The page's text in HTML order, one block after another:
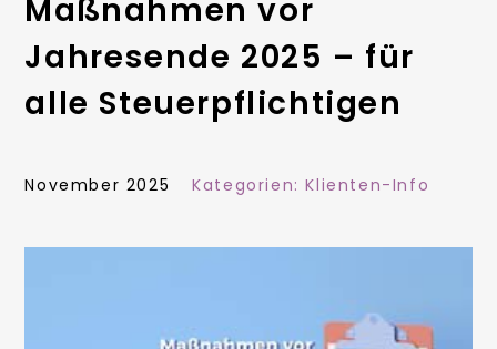
Maßnahmen vor
Jahresende 2025 – für
alle Steuerpflichtigen
November 2025 Kategorien:Klienten-Info